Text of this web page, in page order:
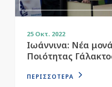
25 Οκτ. 2022
Ιωάννινα: Νέα
Ποιότητας
ΠΕΡΙΣΣΟΤΕΡΑ